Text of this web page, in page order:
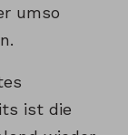
umso
ist die